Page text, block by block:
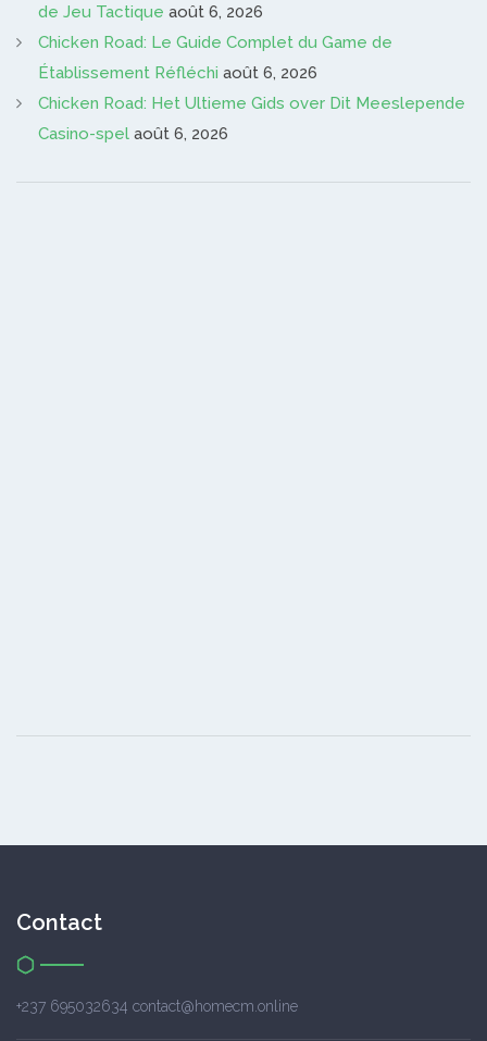
de Jeu Tactique août 6, 2026
Chicken Road: Le Guide Complet du Game de
Établissement Réfléchi août 6, 2026
Chicken Road: Het Ultieme Gids over Dit Meeslepende
Casino-spel août 6, 2026
Contact
+237 695032634 contact@homecm.online